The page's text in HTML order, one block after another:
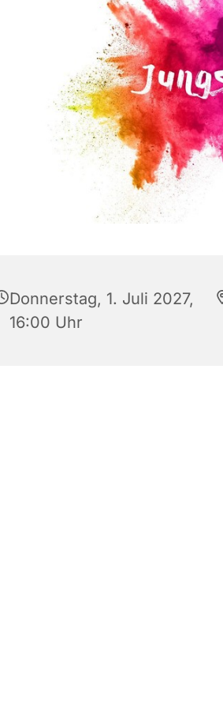
Donnerstag, 1. Juli 2027,
16:00 Uhr